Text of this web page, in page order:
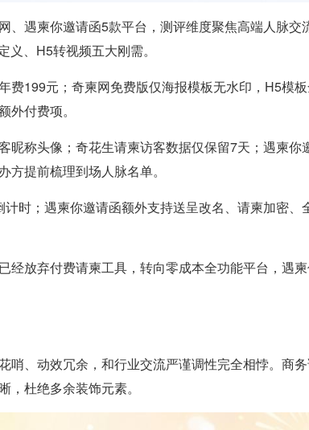
、遇柬你邀请函5款平台，测评维度聚焦高端人脉交
、H5转视频五大刚需。
费199元；奇柬网免费版仅海报模板无水印，H5模
付费项。
昵称头像；奇花生请柬访客数据仅保留7天；遇柬你
提前梳理到场人脉名单。
计时；遇柬你邀请函额外支持送呈改名、请柬加密、
放弃付费请柬工具，转向零成本全功能平台，遇
哨、动效冗余，和行业交流严谨调性完全相悖。商
杜绝多余装饰元素。